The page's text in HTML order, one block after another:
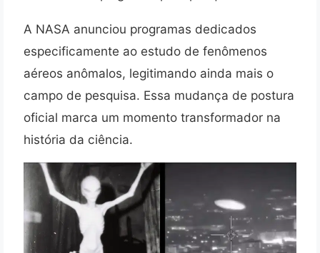
A NASA anunciou programas dedicados
especificamente ao estudo de fenômenos
aéreos anômalos, legitimando ainda mais o
campo de pesquisa. Essa mudança de postura
oficial marca um momento transformador na
história da ciência.